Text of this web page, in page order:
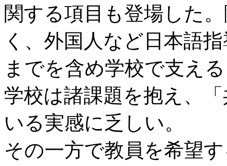
関する項目も登場した
く、外国人など日本語
までを含め学校で支え
学校は諸課題を抱え、
いる実感に乏しい。
その一方で教員を希望